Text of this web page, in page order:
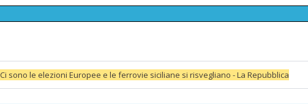
Ci sono le elezioni Europee e le ferrovie siciliane si risvegliano - La Repubblica